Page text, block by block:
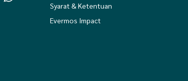
Syarat & Ketentuan
Evermos Impact